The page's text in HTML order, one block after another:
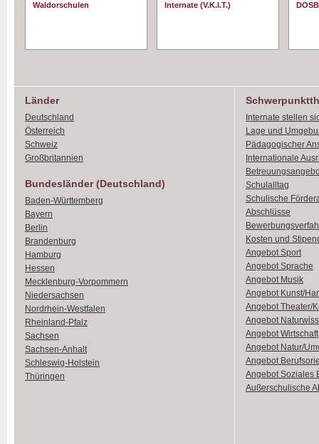
Waldorschulen
Internate (V.K.I.T.)
DOSB
Länder
Deutschland
Österreich
Schweiz
Großbritannien
Bundesländer (Deutschland)
Baden-Württemberg
Bayern
Berlin
Brandenburg
Hamburg
Hessen
Mecklenburg-Vorpommern
Niedersachsen
Nordrhein-Westfalen
Rheinland-Pfalz
Sachsen
Sachsen-Anhalt
Schleswig-Holstein
Thüringen
Internate stellen
Lage und
Pädagogischer
Internationale
Schulalltag
Schulische
Abschlüsse
Kosten und
Angebot Sport
Angebot Sprache
Angebot Musik
Angebot Kunst/
Angebot Theater/
Angebot
Angebot Wirtschaft
Angebot Natur/
Angebot
Angebot Soziales
Außerschulische